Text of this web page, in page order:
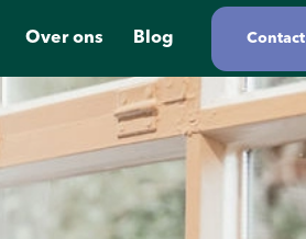
Over ons Blog Contact